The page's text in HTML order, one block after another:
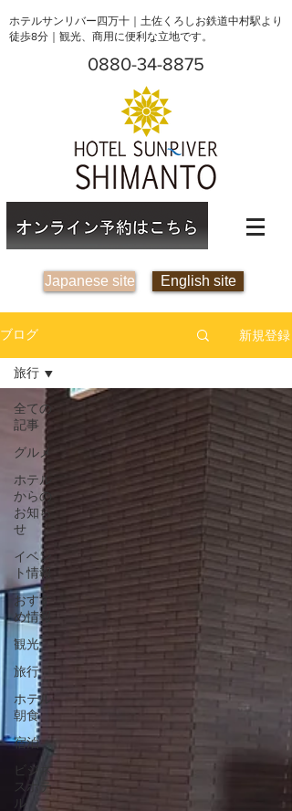
ホテルサンリバー四万十｜土佐くろしお鉄道中村駅より
徒歩8分｜観光、商用に便利な立地です。
0880-34-8875
Japanese site English site
ブログ 新規登録
全ての
記事
グルメ
ホテル
からの
お知ら
せ
イベン
ト情報
おすす
め情報
観光
旅行
ホテル
朝食
宿泊
ビジネ
スホテ
ル
旅行